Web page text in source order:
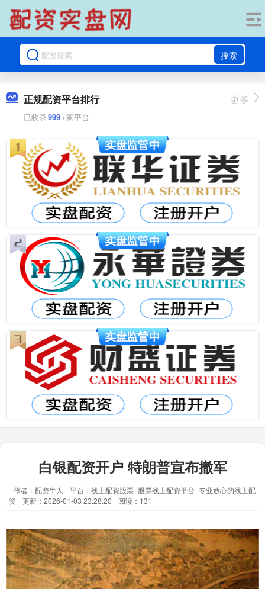
搜索
正规配资平台排行
已收录999+家平台
更多
白银配资开户 特朗普宣布撤军
作者：配资牛人
平台：线上配资股票_股票线上配资平台_专业放心的线上配
资
更新：2026-01-03 23:28:20 阅读：131